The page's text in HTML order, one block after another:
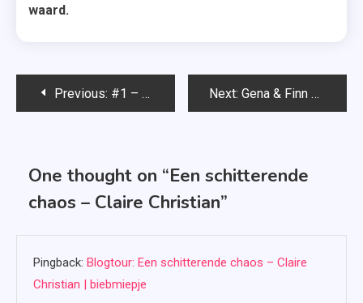
waard.
Bericht
Previous: #1 – Afstuderen in 2018 Next: Gena & Finn – Hannah Moskowitz en Kat Helgeson
One thought on “Een schitterende
chaos – Claire Christian”
Pingback: Blogtour: Een schitterende chaos – Claire
Christian | biebmiepje